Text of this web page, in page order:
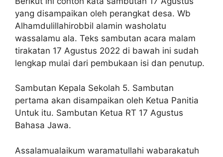
yang disampaikan oleh perangkat desa. Wb
Alhamdulillahirobbil alamin washolatu
wassalamu ala. Teks sambutan acara malam
tirakatan 17 Agustus 2022 di bawah ini sudah
lengkap mulai dari pembukaan isi dan penutup.
Sambutan Kepala Sekolah 5. Sambutan
pertama akan disampaikan oleh Ketua Panitia
Untuk itu. Sambutan Ketua RT 17 Agustus
Bahasa Jawa.
Assalamualaikum waramatullahi wabarakatuh